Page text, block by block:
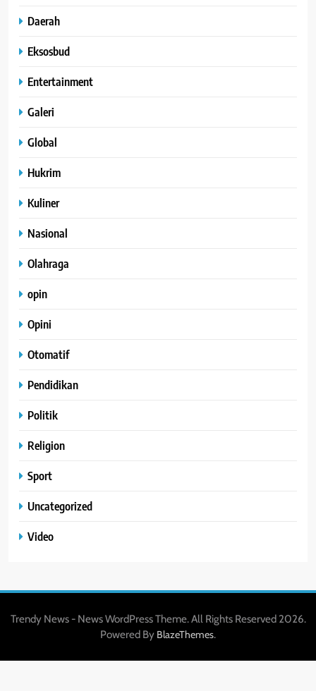
Daerah
Eksosbud
Entertainment
Galeri
Global
Hukrim
Kuliner
Nasional
Olahraga
opin
Opini
Otomatif
Pendidikan
Politik
Religion
Sport
Uncategorized
Video
Trendy News - News WordPress Theme. All Rights Reserved 2026.
Powered By BlazeThemes.